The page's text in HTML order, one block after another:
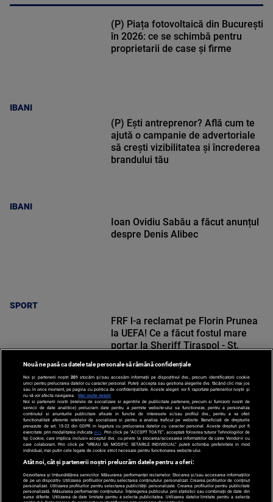
IBANI
(P) Piața fotovoltaică din București
în 2026: ce se schimbă pentru
proprietarii de case și firme
IBANI
(P) Ești antreprenor? Află cum te
ajută o campanie de advertoriale
să crești vizibilitatea și încrederea
brandului tău
SPORT
Ioan Ovidiu Sabău a făcut anunțul
despre Denis Alibec
SPORT
FRF l-a reclamat pe Florin Prunea
la UEFA! Ce a făcut fostul mare
portar la Sheriff Tiraspol - St.
Nouă ne pasă ca datele tale personale să rămână confidențiale
Noi și partenerii noștri 201 stocăm și/sau accesăm informații pe dispozitivul dvs., precum identificatorii cookie
unici pentru prelucrarea datelor cu caracter personal. Puteți accepta sau gestiona alegerile dvs. făcând clic mai jos
sau în orice moment, pe pagina cu politica de confidențialitate. Aceste alegeri vor fi raportate partenerilor noștri și
nu vă vor afecta navigarea.
Mai multe detalii
Noi si partenerii nostri (retelele de socializare si agentiile de publicitate partenere, precum si furnizorii nostri de
servicii de date analitice) prelucram date pentru a permite website-ului sa functioneze, pentru a personaliza
continutul si anunturile publicitare afisate in functie de interesele si/sau profilul dvs., pentru a va oferi
functionalitati aferente retelelor de socializare si pentru a analiza traficul pe website. Beneficiati de drepturile
prevazute de art. 15-22 din GDPR in legatura cu prelucrarea datelor cu caracter personal. Aceste drepturi pot fi
exercitate prin modalitatea indicataaici . Prin click pe “ACCEPT TOATE”, acceptati folosirea tuturor Tehnologiilor de
tip Cookie, care implica inclusiv acceptul dvs. cu privire la stocarea/accesarea informatiilor de catre Vendor-ii cu
care colaboram. Prin click pe “VREAU SA MODIFIC SETARILE INDIVIDUAL” puteti schimba preferintele in mod
individual, mai putin cele legate de cookie strict necesare pentru functionarea website-ului.
Atât noi, cât și partenerii noștri prelucrăm datele pentru a oferi:
Dezvoltarea și îmbunătățirea serviciilor. Măsurarea performanței reclamelor. Stocarea și/sau accesarea informațiilor
de pe un dispozitiv. Utilizarea profilurilor pentru selectarea conținutului personalizat. Crearea profilurilor de conținut
personalizat. Utilizarea profilurilor pentru selectarea publicității personalizate. Crearea profilurilor pentru publicitate
personalizată. Măsurarea performanței conținutului. Înțelegerea publicului prin statistici sau combinații de date din
surse diferite. Utilizarea de date limitate pentru a selecta publicitatea. Utilizarea datelor limitate pentru a selecta